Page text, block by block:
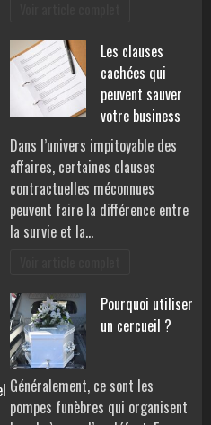
Les clauses
cachées qui
peuvent sauver
votre business
Dans l’univers impitoyable des
affaires, certaines clauses
contractuelles méconnues
peuvent faire la différence entre
la survie et la…
Pourquoi utiliser
un cercueil ?
Généralement, ce sont les
pompes funèbres qui organisent